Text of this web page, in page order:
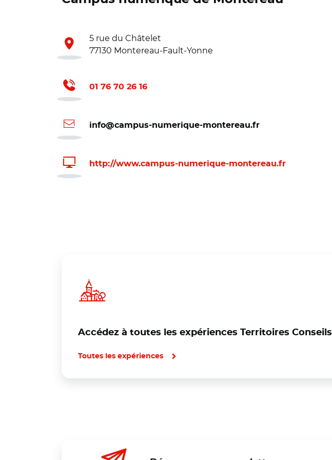
5 rue du Châtelet
77130 Montereau-Fault-Yonne
01 76 70 26 16
info@campus-numerique-montereau.fr
http://www.campus-numerique-montereau.fr
Accédez à toutes les expériences Territoires Conseils
Toutes les expériences